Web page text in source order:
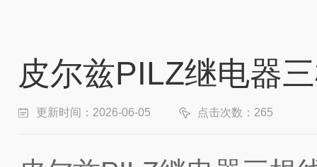
皮尔兹PILZ继电器
更新时间：2026-06-05 点击次数：265